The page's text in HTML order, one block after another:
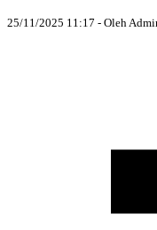
25/11/2025 11:17 - Oleh